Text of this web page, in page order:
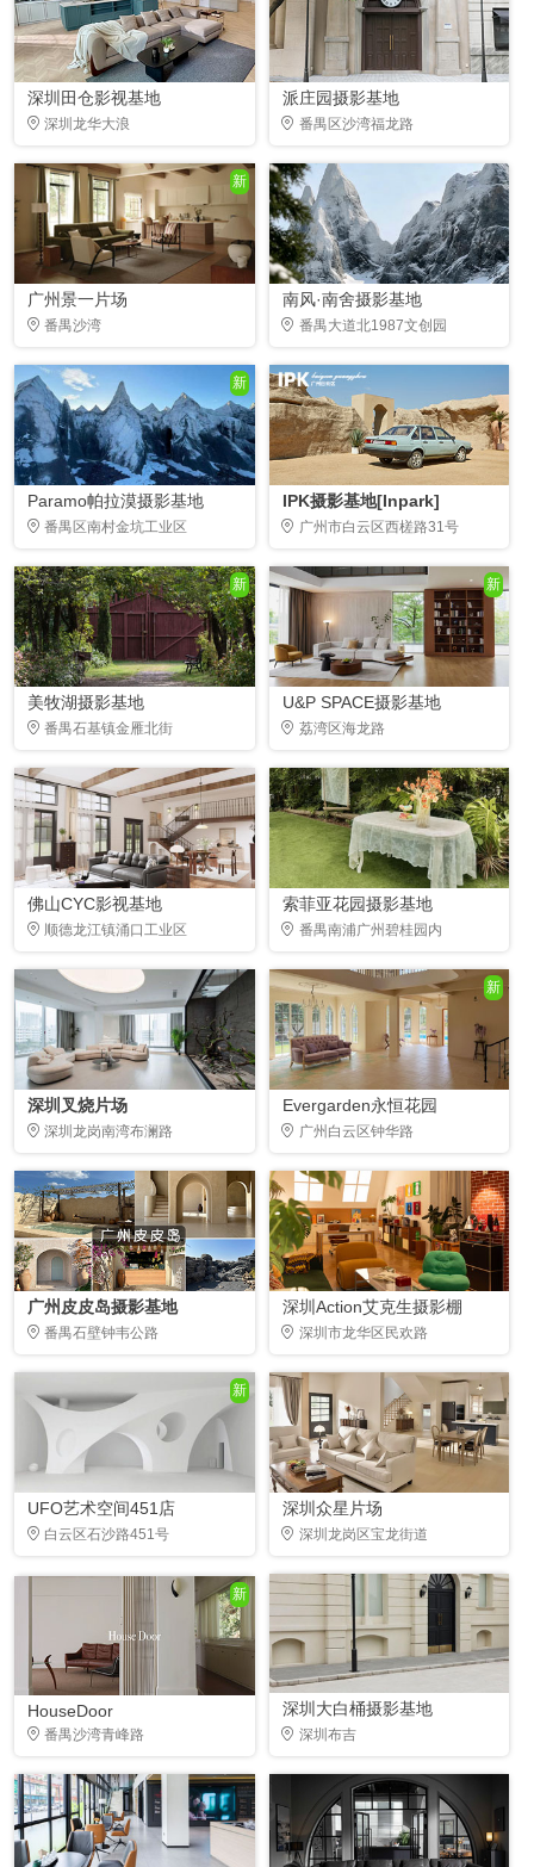
深圳田仓影视基地
深圳龙华大浪
派庄园摄影基地
番禺区沙湾福龙路
新
广州景一片场
番禺沙湾
南风·南舍摄影基地
番禺大道北1987文创园
新
Paramo帕拉漠摄影基地
番禺区南村金坑工业区
IPK摄影基地[Inpark]
广州市白云区西槎路31号
新
美牧湖摄影基地
番禺石基镇金雁北街
新
U&P SPACE摄影基地
荔湾区海龙路
佛山CYC影视基地
顺德龙江镇涌口工业区
索菲亚花园摄影基地
番禺南浦广州碧桂园内
深圳叉烧片场
深圳龙岗南湾布澜路
新
Evergarden永恒花园
广州白云区钟华路
广州皮皮岛摄影基地
番禺石壁钟韦公路
深圳Action艾克生摄影棚
深圳市龙华区民欢路
新
UFO艺术空间451店
白云区石沙路451号
深圳众星片场
深圳龙岗区宝龙街道
新
HouseDoor
番禺沙湾青峰路
深圳大白桶摄影基地
深圳布吉